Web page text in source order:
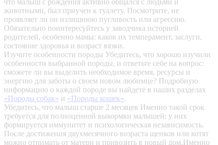
что малыш с рождения активно общался с людьми и
животными, был приучен к туалету. Посмотрите, не
проявляет ли он излишнюю пугливость или агрессию.
Обязательно поинтересуйтесь у заводчика историей
родителей, особенно мамы: каков их темперамент, заслуги,
состояние здоровья и возраст вязки.
Изучите особенности породы Убедитесь, что хорошо изучили
особенности выбранной породы, и ответьте себе на вопрос:
сможете ли вы выделить необходимое время, ресурсы и
энергию для заботы о своем новом любимце? Подробную
информацию о каждой породе вы найдете в наших разделах
«Породы собак» и «Породы кошек».
Убедитесь, что малыш старше 2 месяцев Именно такой срок
требуется для полноценной выкормки малышей: у них
формируется иммунитет и психологическая независимость.
После достижения двухмесячного возраста щенков или котят
можно отнимать от матери и привозить в новый дом.Именно